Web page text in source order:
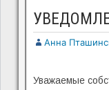
Анна
Уважаемые